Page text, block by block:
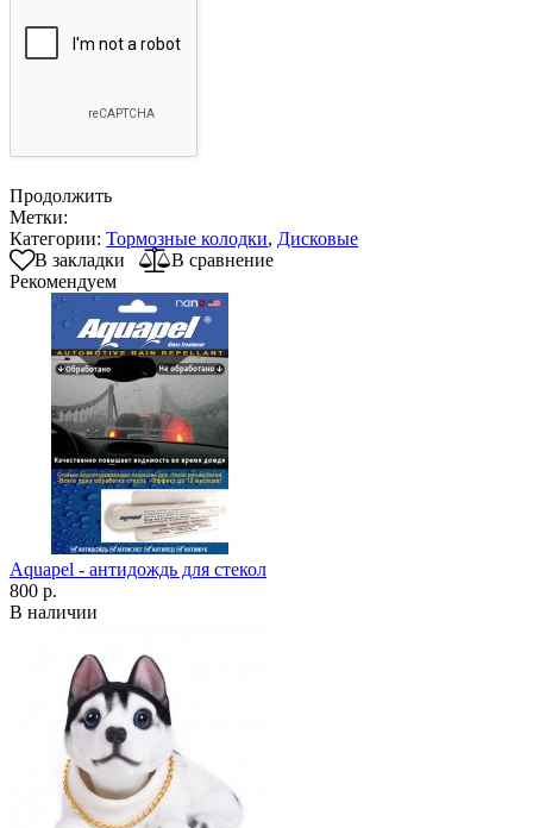
Продолжить
Метки:
Категории: Тормозные колодки, Дисковые
В закладки
В сравнение
Рекомендуем
Aquapel - антидождь для стекол
800 р.
В наличии